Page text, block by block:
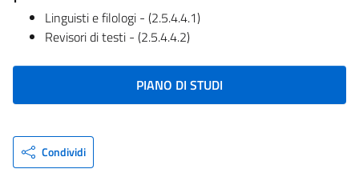
Linguisti e filologi - (2.5.4.4.1)
Revisori di testi - (2.5.4.4.2)
PIANO DI STUDI
Condividi